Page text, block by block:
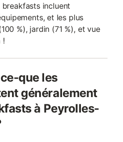
incluent
et les plus
%), jardin (71 %), et vue
!
que les
généralement
à Peyrolles-